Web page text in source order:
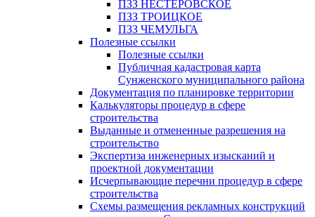
ПЗЗ НЕСТЕРОВСКОЕ
ПЗЗ ТРОИЦКОЕ
ПЗЗ ЧЕМУЛЬГА
Полезные ссылки
Полезные ссылки
Публичная кадастровая карта
Сунженского муниципального района
Документация по планировке территории
Калькуляторы процедур в сфере
строительства
Выданные и отмененные разрешения на
строительство
Экспертиза инженерных изысканий и
проектной документации
Исчерпывающие перечни процедур в сфере
строительства
Схемы размещения рекламных конструкций